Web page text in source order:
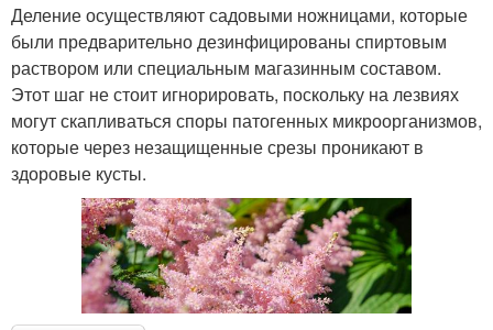
Деление осуществляют садовыми ножницами, которые
были предварительно дезинфицированы спиртовым
раствором или специальным магазинным составом.
Этот шаг не стоит игнорировать, поскольку на лезвиях
могут скапливаться споры патогенных микроорганизмов,
которые через незащищенные срезы проникают в
здоровые кусты.